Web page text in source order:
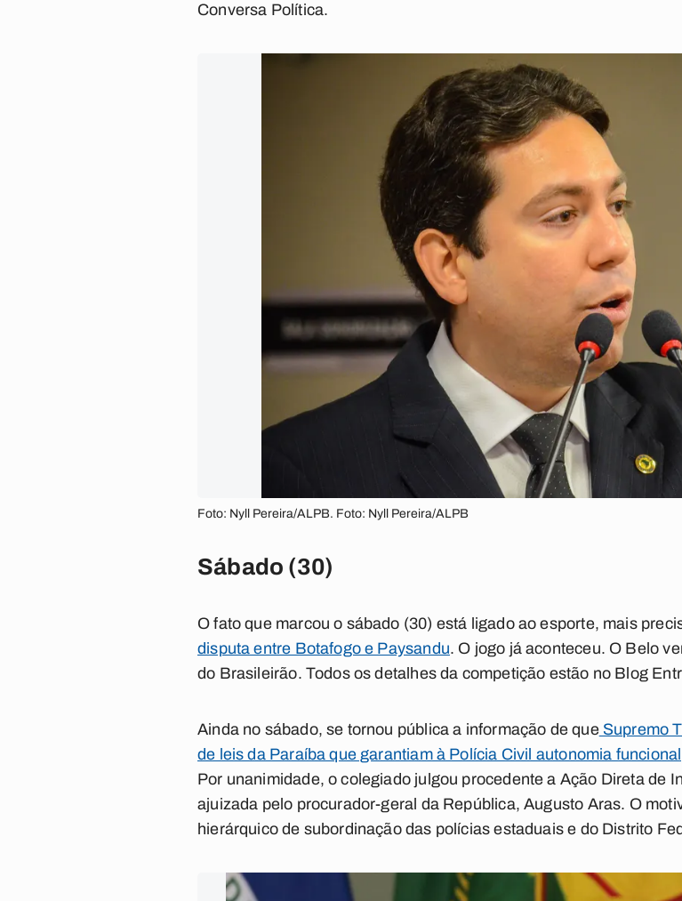
Conversa Política.
Foto: Nyll Pereira/ALPB. Foto: Nyll Pereira/ALPB
Sábado (30)
O fato que marcou o sábado (30) está ligado ao esporte, mais
disputa entre Botafogo e Paysandu. O jogo já aconteceu. O Belo
do Brasileirão. Todos os detalhes da competição estão no Blog
Ainda no sábado, se tornou pública a informação de que Supremo
de leis da Paraíba que garantiam à Polícia Civil autonomia
Por unanimidade, o colegiado julgou procedente a Ação Direta de
ajuizada pelo procurador-geral da República, Augusto Aras. O
hierárquico de subordinação das polícias estaduais e do Distrito